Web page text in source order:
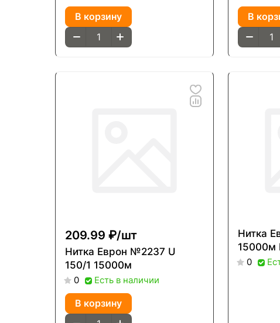
В корзину В
209.99 ₽/шт
Нитка Еврон №2237 U
150/1 15000м
0 Есть в наличии
В корзину
Нитка Еврон
15000м
0